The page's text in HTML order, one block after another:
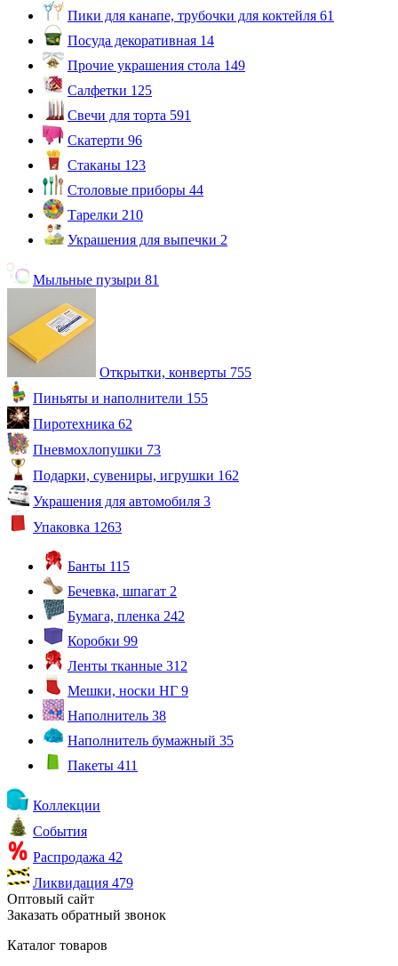
Пики для канапе, трубочки для коктейля 61
Посуда декоративная 14
Прочие украшения стола 149
Салфетки 125
Свечи для торта 591
Скатерти 96
Стаканы 123
Столовые приборы 44
Тарелки 210
Украшения для выпечки 2
Мыльные пузыри 81
Открытки, конверты 755
Пиньяты и наполнители 155
Пиротехника 62
Пневмохлопушки 73
Подарки, сувениры, игрушки 162
Украшения для автомобиля 3
Упаковка 1263
Банты 115
Бечевка, шпагат 2
Бумага, пленка 242
Коробки 99
Ленты тканные 312
Мешки, носки НГ 9
Наполнитель 38
Наполнитель бумажный 35
Пакеты 411
Коллекции
События
Распродажа 42
Ликвидация 479
Оптовый сайт
Заказать обратный звонок
Каталог товаров